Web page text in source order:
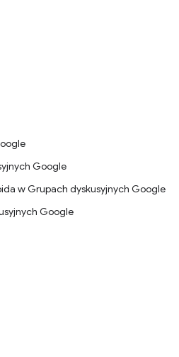
Google
w Grupach dyskusyjnych Google
Google